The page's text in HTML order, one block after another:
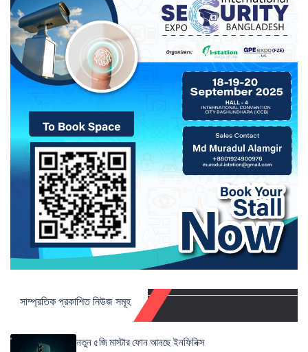
সাম্প্রতিক প্রকাশিত নিউজ সমূহ
নতুন ৫জি মাস্টার ফোন আনছে ইনফিনিক্স